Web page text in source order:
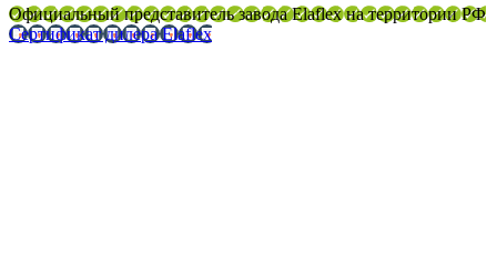
Официальный представитель завода Elaflex на территории РФ
Сертификат дилера Elaflex